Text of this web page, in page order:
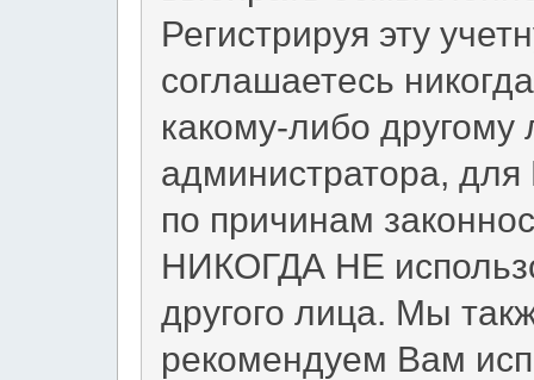
Регистрируя эту
соглашаетесь
какому-либо другому
администратора,
по причинам
НИКОГДА НЕ
другого лица. Мы
рекомендуем Вам